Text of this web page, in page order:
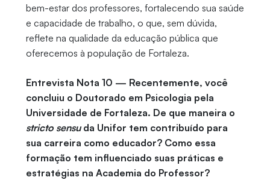
bem-estar dos professores, fortalecendo sua saúde
e capacidade de trabalho, o que, sem dúvida,
reflete na qualidade da educação pública que
oferecemos à população de Fortaleza.
Entrevista Nota 10 — Recentemente, você
concluiu o Doutorado em Psicologia pela
Universidade de Fortaleza. De que maneira o
stricto sensuda Unifor tem contribuído para
sua carreira como educador? Como essa
formação tem influenciado suas práticas e
estratégias na Academia do Professor?